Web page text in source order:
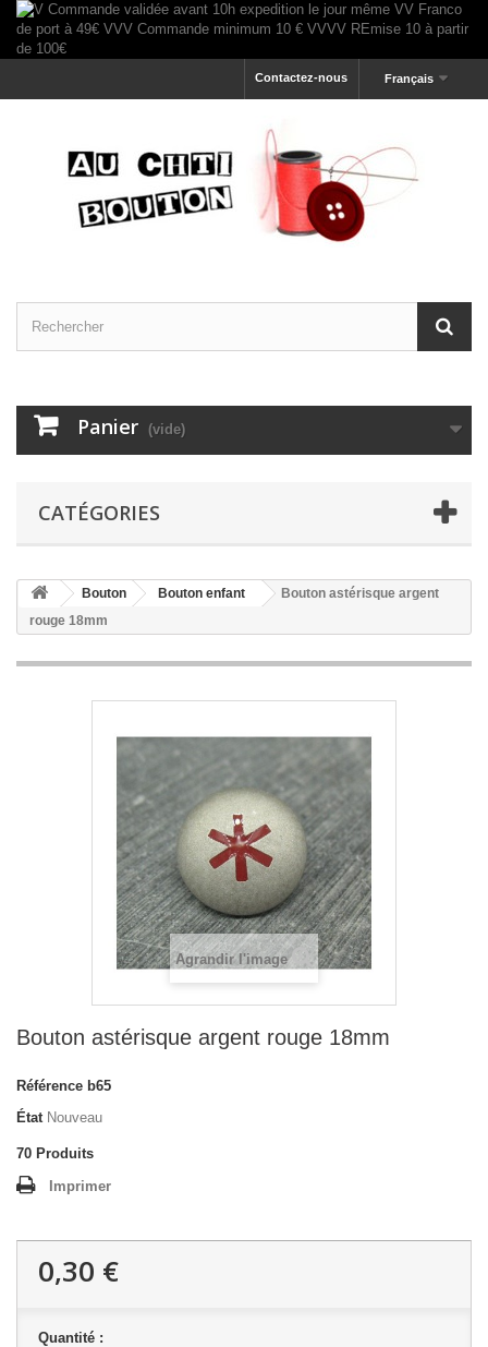
Français
Contactez-nous
Panier (vide)
CATÉGORIES
Bouton Bouton enfant
Bouton astérisque argent
rouge 18mm
Agrandir l'image
Bouton astérisque argent rouge 18mm
Référence b65
État Nouveau
70 Produits
Imprimer
0,30 €
Quantité :